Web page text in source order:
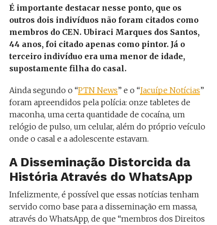
É importante destacar nesse ponto, que os
outros dois indivíduos não foram citados como
membros do CEN. Ubiraci Marques dos Santos,
44 anos, foi citado apenas como pintor. Já o
terceiro indivíduo era uma menor de idade,
supostamente filha do casal.
Ainda segundo o “PTN News” e o “Jacuípe Notícias”
foram apreendidos pela polícia: onze tabletes de
maconha, uma certa quantidade de cocaína, um
relógio de pulso, um celular, além do próprio veículo
onde o casal e a adolescente estavam.
A Disseminação Distorcida da
História Através do WhatsApp
Infelizmente, é possível que essas notícias tenham
servido como base para a disseminação em massa,
através do WhatsApp, de que “membros dos Direitos